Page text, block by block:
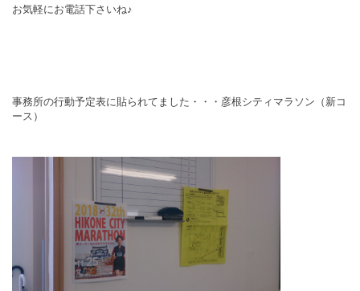
お気軽にお電話下さいね♪
事務所の行動予定表に貼られてました・・・彦根シティマラソン（新コ
ース）